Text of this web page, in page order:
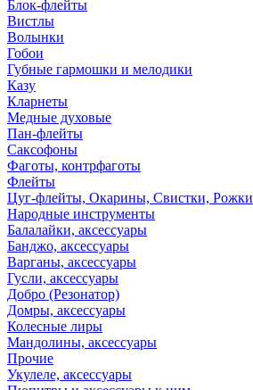
Блок-флейты
Вистлы
Волынки
Гобои
Губные гармошки и мелодики
Казу
Кларнеты
Медные духовые
Пан-флейты
Саксофоны
Фаготы, контрфаготы
Флейты
Цуг-флейты, Окарины, Свистки, Рожки
Народные инструменты
Балалайки, аксессуары
Банджо, аксессуары
Варганы, аксессуары
Гусли, аксессуары
Добро (Резонатор)
Домры, аксессуары
Колесные лиры
Мандолины, аксессуары
Прочие
Укулеле, аксессуары